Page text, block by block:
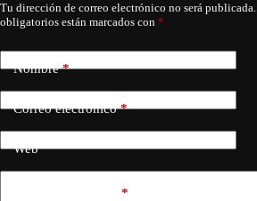
Tu dirección de correo electrónico no será publicada.
obligatorios están marcados con *
Nombre*
Correo electrónico*
Web
*